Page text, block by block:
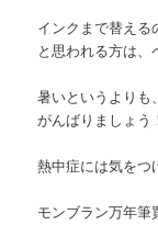
インクまで替える
と思われる方は、
暑いというよりも
がんばりましょう
熱中症には気をつ
モンブラン万年筆